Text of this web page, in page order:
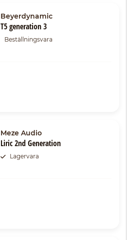
Beyerdynamic
T5 generation 3
Beställningsvara
Meze Audio
Liric 2nd Generation
Lagervara